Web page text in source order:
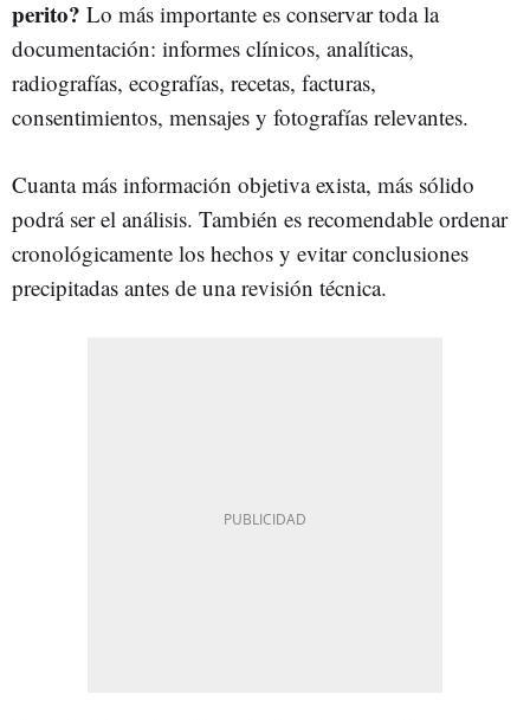
perito? Lo más importante es conservar toda la
documentación: informes clínicos, analíticas,
radiografías, ecografías, recetas, facturas,
consentimientos, mensajes y fotografías relevantes.
Cuanta más información objetiva exista, más sólido
podrá ser el análisis. También es recomendable ordenar
cronológicamente los hechos y evitar conclusiones
precipitadas antes de una revisión técnica.